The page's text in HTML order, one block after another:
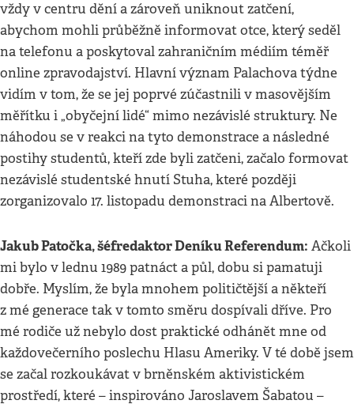
vždy v centru dění a zároveň uniknout zatčení,
abychom mohli průběžně informovat otce, který seděl
na telefonu a poskytoval zahraničním médiím téměř
online zpravodajství. Hlavní význam Palachova týdne
vidím v tom, že se jej poprvé zúčastnili v masovějším
měřítku i „obyčejní lidé“ mimo nezávislé struktury. Ne
náhodou se v reakci na tyto demonstrace a následné
postihy studentů, kteří zde byli zatčeni, začalo formovat
nezávislé studentské hnutí Stuha, které později
zorganizovalo 17. listopadu demonstraci na Albertově.
Jakub Patočka, šéfredaktor Deníku Referendum: Ačkoli
mi bylo v lednu 1989 patnáct a půl, dobu si pamatuji
dobře. Myslím, že byla mnohem političtější a někteří
z mé generace tak v tomto směru dospívali dříve. Pro
mé rodiče už nebylo dost praktické odhánět mne od
každovečerního poslechu Hlasu Ameriky. V té době jsem
se začal rozkoukávat v brněnském aktivistickém
prostředí, které – inspirováno Jaroslavem Šabatou –